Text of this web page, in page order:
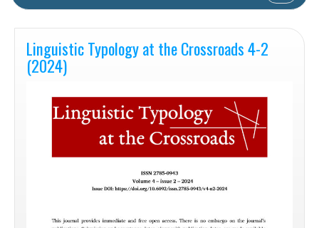
Linguistic Typology at the Crossroads 4-2
(2024)